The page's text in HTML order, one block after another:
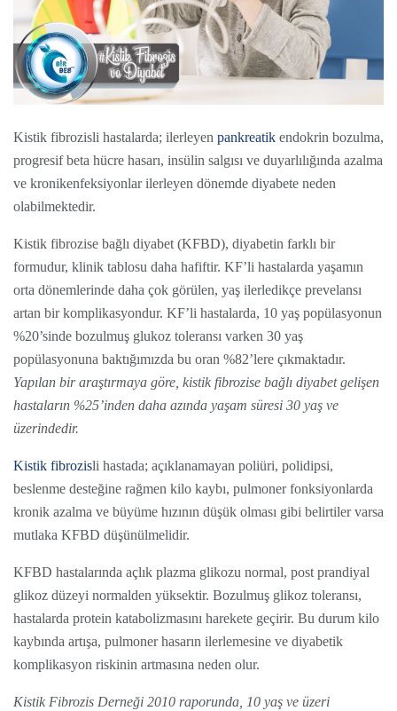
Kistik fibrozisli hastalarda; ilerleyen pankreatik endokrin bozulma,
progresif beta hücre hasarı, insülin salgısı ve duyarlılığında azalma
ve kronikenfeksiyonlar ilerleyen dönemde diyabete neden
olabilmektedir.
Kistik fibrozise bağlı diyabet (KFBD), diyabetin farklı bir
formudur, klinik tablosu daha hafiftir. KF’li hastalarda yaşamın
orta dönemlerinde daha çok görülen, yaş ilerledikçe prevelansı
artan bir komplikasyondur. KF’li hastalarda, 10 yaş popülasyonun
%20’sinde bozulmuş glukoz toleransı varken 30 yaş
popülasyonuna baktığımızda bu oran %82’lere çıkmaktadır.
Yapılan bir araştırmaya göre, kistik fibrozise bağlı diyabet gelişen
hastaların %25’inden daha azında yaşam süresi 30 yaş ve
üzerindedir.
Kistik fibrozisli hastada; açıklanamayan poliüri, polidipsi,
beslenme desteğine rağmen kilo kaybı, pulmoner fonksiyonlarda
kronik azalma ve büyüme hızının düşük olması gibi belirtiler varsa
mutlaka KFBD düşünülmelidir.
KFBD hastalarında açlık plazma glikozu normal, post prandiyal
glikoz düzeyi normalden yüksektir. Bozulmuş glikoz toleransı,
hastalarda protein katabolizmasını harekete geçirir. Bu durum kilo
kaybında artışa, pulmoner hasarın ilerlemesine ve diyabetik
komplikasyon riskinin artmasına neden olur.
Kistik Fibrozis Derneği 2010 raporunda, 10 yaş ve üzeri